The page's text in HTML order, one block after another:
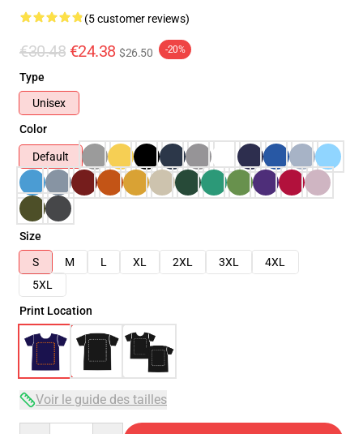
(5 customer reviews)
€30.48 €24.38 $26.50 -20%
Type
Unisex
Color
Default
Size
S
M L XL 2XL 3XL
4XL
5XL
Print Location
Voir le guide des tailles